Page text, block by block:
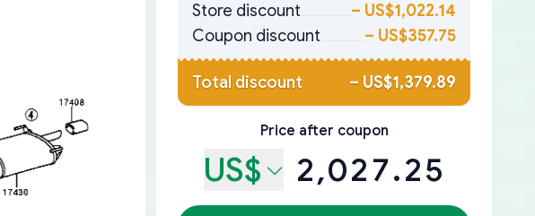
Store discount
– US$1,022.14
Coupon discount
– US$357.75
Total discount – US$1,379.89
Price after coupon
US$ 2,027.25